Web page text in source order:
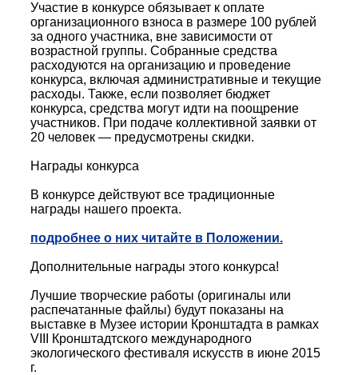
Участие в конкурсе обязывает к оплате
организационного взноса в размере 100 рублей
за одного участника, вне зависимости от
возрастной группы. Собранные средства
расходуются на организацию и проведение
конкурса, включая административные и текущие
расходы. Также, если позволяет бюджет
конкурса, средства могут идти на поощрение
участников. При подаче коллективной заявки от
20 человек — предусмотрены скидки.
Награды конкурса
В конкурсе действуют все традиционные
награды нашего проекта.
подробнее о них читайте в Положении.
Дополнительные награды этого конкурса!
Лучшие творческие работы (оригиналы или
распечатанные файлы) будут показаны на
выставке в Музее истории Кронштадта в рамках
VIII Кронштадтского международного
экологического фестиваля искусств в июне 2015
г.